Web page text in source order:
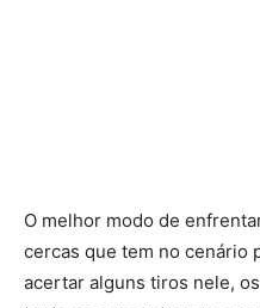
O melhor modo de
cercas que tem no cenário
acertar alguns tiros nele,